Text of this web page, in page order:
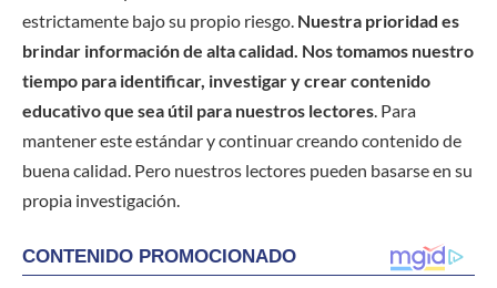
estrictamente bajo su propio riesgo. Nuestra prioridad es
brindar información de alta calidad. Nos tomamos nuestro
tiempo para identificar, investigar y crear contenido
educativo que sea útil para nuestros lectores. Para
mantener este estándar y continuar creando contenido de
buena calidad. Pero nuestros lectores pueden basarse en su
propia investigación.